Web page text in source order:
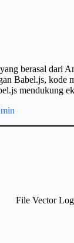
berasal
Babel.js,
mendukung
File Vector